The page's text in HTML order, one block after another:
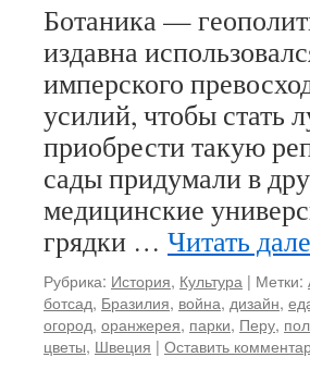
Ботаника —
издавна
имперского
усилий, чтобы стать
приобрести такую
сады придумали в
медицинские
грядки … Читать
Рубрика: История, Культура | Метки:
ботсад, Бразилия, война, дизайн,
огород, оранжерея, парки, Перу,
цветы, Швеция | Оставить